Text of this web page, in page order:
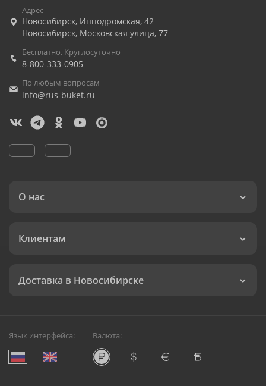
Адрес
Новосибирск, Ипподромская, 42
Новосибирск, Московская улица, 77
Бесплатно. Круглосуточно
8-800-333-0905
По любым вопросам
info@rus-buket.ru
О нас
Клиентам
Доставка в Новосибирске
Язык интерфейса: Валюта: